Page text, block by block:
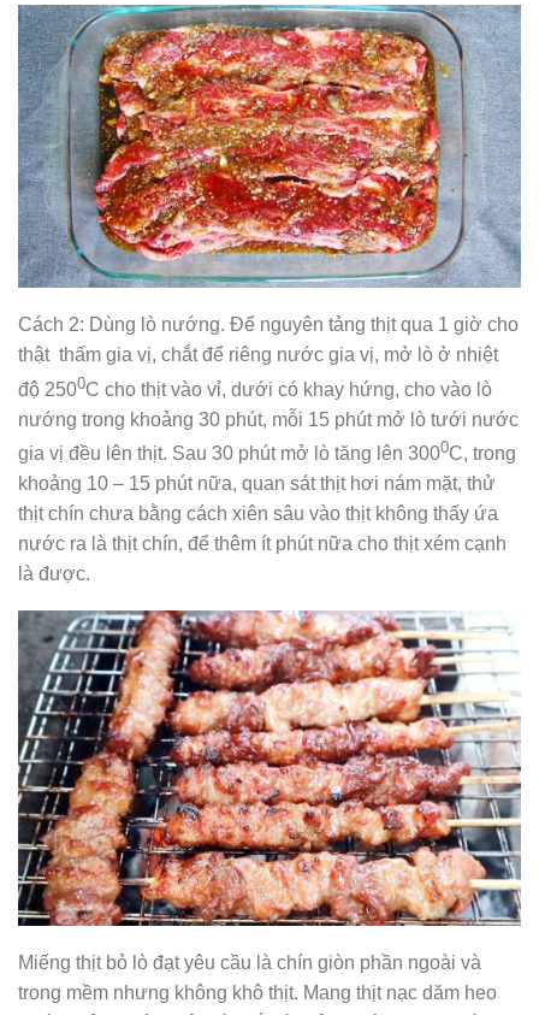
Cách 2: Dùng lò nướng. Để nguyên tảng thịt qua 1 giờ cho
thật thấm gia vị, chắt để riêng nước gia vị, mở lò ở nhiệt
độ 2500C cho thịt vào vỉ, dưới có khay hứng, cho vào lò
nướng trong khoảng 30 phút, mỗi 15 phút mở lò tưới nước
gia vị đều lên thịt. Sau 30 phút mở lò tăng lên 3000C, trong
khoảng 10 – 15 phút nữa, quan sát thịt hơi nám mặt, thử
thịt chín chưa bằng cách xiên sâu vào thịt không thấy ứa
nước ra là thịt chín, để thêm ít phút nữa cho thịt xém cạnh
là được.
Miếng thịt bỏ lò đạt yêu cầu là chín giòn phần ngoài và
trong mềm nhưng không khô thịt. Mang thịt nạc dăm heo